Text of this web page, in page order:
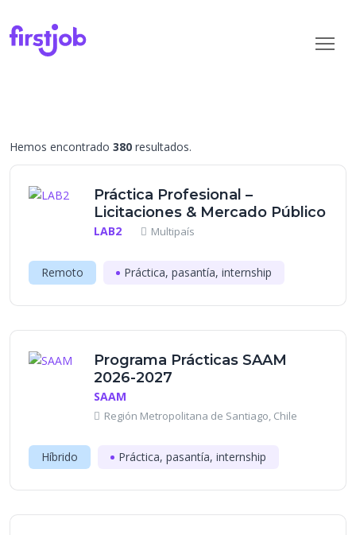
Hemos encontrado 380 resultados.
Práctica Profesional –
Licitaciones & Mercado Público
LAB2 Multipaís
Remoto Práctica, pasantía, internship
Programa Prácticas SAAM
2026-2027
SAAM
Región Metropolitana de Santiago, Chile
Híbrido Práctica, pasantía, internship